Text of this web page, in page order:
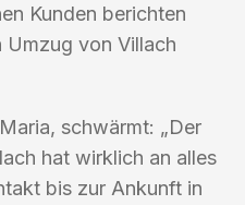
Kunden berichten
Umzug von Villach
schwärmt: „Der
hat wirklich an alles
bis zur Ankunft in